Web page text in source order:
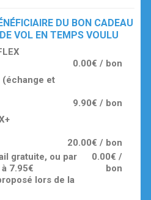
DU BON CADEAU
VOL EN TEMPS VOULU
0.00€ / bon
et
9.90€ / bon
20.00€ / bon
gratuite, ou par
7.95€
lors de la
0.00€ /
bon